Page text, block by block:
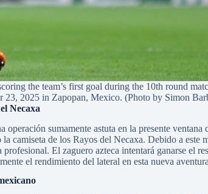
the team’s first goal during the 10th round
2025 in Zapopan, Mexico. (Photo by Simon
Necaxa
sumamente astuta en la presente
camiseta de los Rayos del Necaxa. Debido a
El zaguero azteca intentará ganarse el
el rendimiento del lateral en esta nueva